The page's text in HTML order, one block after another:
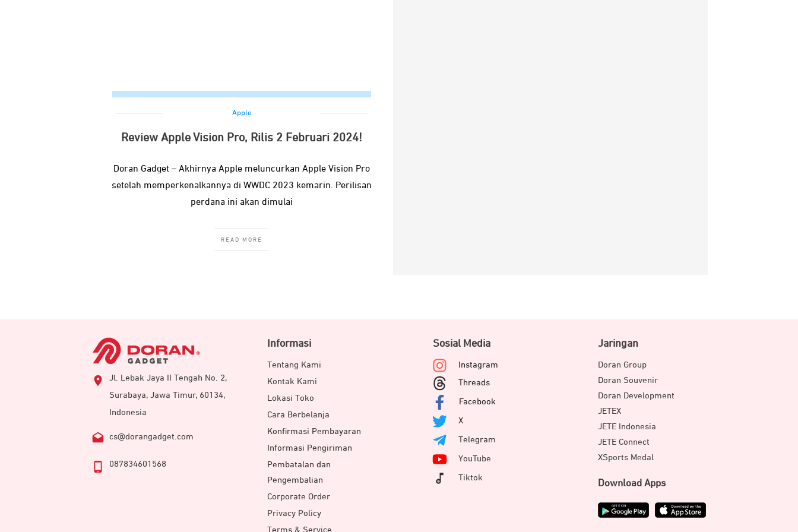
Apple
Review Apple Vision Pro, Rilis 2 Februari 2024!
Doran Gadget – Akhirnya Apple meluncurkan Apple Vision Pro
setelah memperkenalkannya di WWDC 2023 kemarin. Perilisan
perdana ini akan dimulai
READ MORE
Jl. Lebak Jaya II Tengah No. 2,
Surabaya, Jawa Timur, 60134,
Indonesia
cs@dorangadget.com
087834601568
Informasi
Tentang Kami
Kontak Kami
Lokasi Toko
Cara Berbelanja
Konfirmasi Pembayaran
Informasi Pengiriman
Pembatalan dan
Pengembalian
Corporate Order
Privacy Policy
Terms & Service
Sosial Media
Instagram
Threads
Facebook
X
Telegram
YouTube
Tiktok
Jaringan
Doran Group
Doran Souvenir
Doran Development
JETEX
JETE Indonesia
JETE Connect
XSports Medal
Download Apps